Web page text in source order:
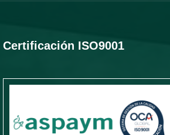
Certificación ISO9001